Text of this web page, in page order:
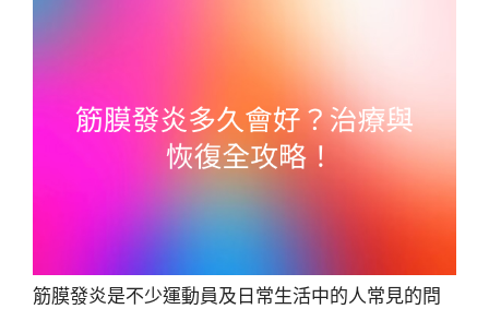
筋膜發炎是不少運動員及日常生活中的人常見的問